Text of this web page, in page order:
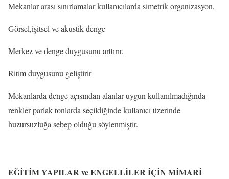
Mekanlar arası sınırlamalar kullanıcılarda simetrik organizasyon,
Görsel,işitsel ve akustik denge
Merkez ve denge duygusunu arttırır.
Ritim duygusunu geliştirir
Mekanlarda denge açısından alanlar uygun kullanılmadığında
renkler parlak tonlarda seçildiğinde kullanıcı üzerinde
huzursuzluğa sebep olduğu söylenmiştir.
EĞİTİM YAPILAR ve ENGELLİLER İÇİN MİMARİ